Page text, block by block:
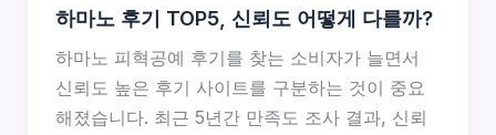
하마노 후기 TOP5, 신뢰도 어떻게 다를까?
하마노 피혁공예 후기를 찾는 소비자가 늘면서
신뢰도 높은 후기 사이트를 구분하는 것이 중요
해졌습니다. 최근 5년간 만족도 조사 결과, 신뢰